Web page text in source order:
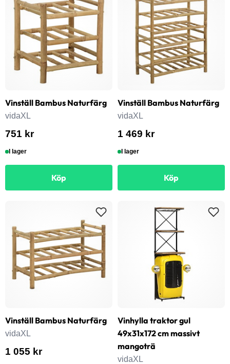
Vinställ Bambus Naturfärg
vidaXL
751 kr
I lager
Köp
Vinställ Bambus Naturfärg
vidaXL
1 469 kr
I lager
Köp
Vinställ Bambus Naturfärg
vidaXL
1 055 kr
Vinhylla traktor gul
49x31x172 cm massivt
mangoträ
vidaXL